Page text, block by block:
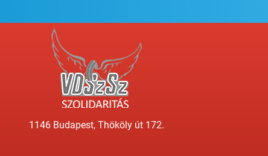
1146 Budapest, Thököly út 172.